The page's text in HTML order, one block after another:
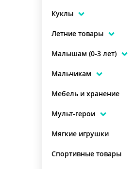
Куклы
Летние товары
Малышам (0-3 лет)
Мальчикам
Мебель и хранение
Мульт-герои
Мягкие игрушки
Спортивные товары